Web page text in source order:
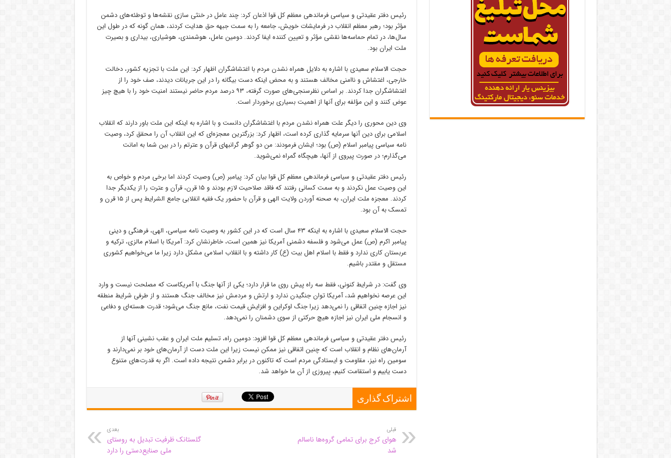
رئیس دفتر عقیدتی و سیاسی فرماندهی معظم کل قوا اذعان کرد: چند عامل در خنثی سازی نقشه‌ها و توطئه‌های دشمن
مؤثر بود؛ رهبر معظم انقلاب در فرمایشات خویش، جامعه را به سمت جبهه حق هدایت کردند، همان گونه که در طول این
سال‌ها، در تمام حماسه‌ها نقشی مؤثر و تعیین کننده ایفا کردند. دومین عامل، هوشمندی، هوشیاری، بیداری و بصیرت
ملت ایران بود.
حجت الاسلام سعیدی با اشاره به دلایل همراه نشدن مردم با اغتشاشگران اظهار کرد: این ملت با تجزیه کشور، دخالت
خارجی، اغتشاش و ناامنی مخالف هستند و به محض اینکه دست بیگانه را در این جریانات دیدند، صف خود را از
اغتشاشگران جدا کردند. بر اساس نظرسنجی‌های صورت گرفته، ۹۳ درصد مردم حاضر نیستند امنیت خود را با هیچ چیز
عوض کنند و این مؤلفه برای آنها از اهمیت بسیاری برخوردار است.
وی دین محوری را دیگر علت همراه نشدن مردم با اغتشاشگران دانست و با اشاره به اینکه این ملت باور دارند که انقلاب
اسلامی برای دین آنها سرمایه گذاری کرده است، اظهار کرد: بزرگترین معجزه‌ای که این انقلاب آن را محقق کرد، وصیت
نامه سیاسی پیامبر اسلام (ص) بود؛ ایشان فرمودند: من دو گوهر گرانبهای قرآن و عترتم را در بین شما به امانت
می‌گذارم؛ در صورت پیروی از آنها، هیچگاه گمراه نمی‌شوید.
رئیس دفتر عقیدتی و سیاسی فرماندهی معظم کل قوا بیان کرد: پیامبر (ص) وصیت کردند اما برخی مردم و خواص به
این وصیت عمل نکردند و به سمت کسانی رفتند که فاقد صلاحیت لازم بودند و ۱۵ قرن، قرآن و عترت را از یکدیگر جدا
کردند. معجزه ملت ایران، به صحنه آوردن ولایت الهی و قرآن با حضور یک فقیه انقلابی جامع الشرایط پس از ۱۵ قرن و
تمسک به آن بود.
حجت الاسلام سعیدی با اشاره به اینکه ۴۳ سال است که در این کشور به وصیت نامه سیاسی، الهی، فرهنگی و دینی
پیامبر اکرم (ص) عمل می‌شود و فلسفه دشمنی آمریکا نیز همین است، خاطرنشان کرد: آمریکا با اسلام مالزی، ترکیه و
عربستان کاری ندارد و فقط با اسلام اهل بیت (ع) کار داشته و با انقلاب اسلامی مشکل دارد زیرا ما می‌خواهیم کشوری
مستقل و مقتدر باشیم.
وی گفت: در شرایط کنونی، فقط سه راه پیش روی ما قرار دارد؛ یکی از آنها جنگ با آمریکاست که مصلحت نیست و وارد
این عرصه نخواهیم شد، آمریکا توان جنگیدن ندارد و ارتش و مردمش نیز مخالف جنگ هستند و از طرفی شرایط منطقه
نیز اجازه چنین اتفاقی را نمی‌دهد زیرا جنگ اوکراین و افزایش قیمت نفت، مانع جنگ می‌شود؛ قدرت هسته‌ای و دفاعی
و انسجام ملی ایران نیز اجازه هیچ حرکتی از سوی دشمنان را نمی‌دهد.
رئیس دفتر عقیدتی و سیاسی فرماندهی معظم کل قوا افزود: دومین راه، تسلیم ملت ایران و عقب نشینی آنها از
آرمان‌های نظام و انقلاب است که چنین اتفاقی نیز ممکن نیست زیرا این ملت دست از آرمان‌های خود بر نمی‌دارند و
سومین راه نیز، مقاومت و ایستادگی مردم است که تاکنون در برابر دشمن نتیجه داده است. اگر به قدرت‌های متنوع
دست یابیم و استقامت کنیم، پیروزی از آن ما خواهد شد.
اشتراک گذاری
قبلی
هوای کرج برای تمامی گروه‌ها ناسالم
شد
بعدی
گلستانک ظرفیت تبدیل به روستای
ملی صنایع‌دستی را دارد